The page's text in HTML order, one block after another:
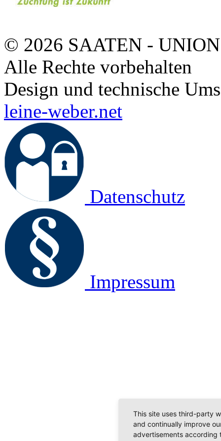
© 2026 SAATEN -
Alle Rechte vorbehalten
Design und technische
leine-weber.net
Datenschutz
Impressum
This site uses third-party
and continually improve
advertisements according